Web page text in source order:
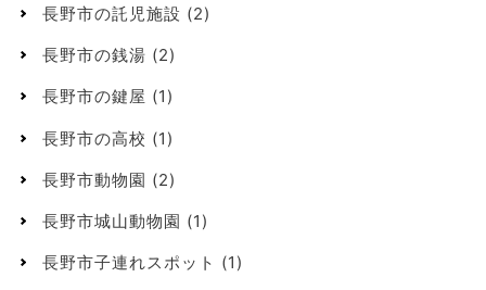
長野市の託児施設 (2)
長野市の銭湯 (2)
長野市の鍵屋 (1)
長野市の高校 (1)
長野市動物園 (2)
長野市城山動物園 (1)
長野市子連れスポット (1)